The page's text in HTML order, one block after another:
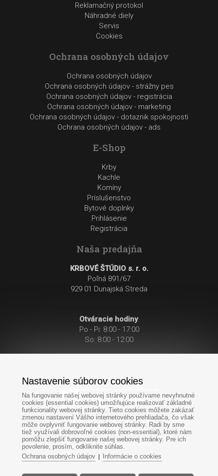
Reklamačný protokol
Náhradné diely
Servis
Cookies
Ochrana osobných údajov
Ochrana osobných údajov
Ochrana osobných údajov - strážny pes
Ochrana osobných údajov - registrácia
Ochrana osobných údajov - marketing
Ochrana osobných údajov - dotaznik spokojnosti
Ochrana osobných údajov - ads
E-Shop
Krby
Kachle
Komíny
Príslušenstvo
Bytové doplnky
Prihlásenie
Registrácia
Naša predajňa
KRBOVÉ ŠTÚDIO s. r. o.
Poľná 891/67
929 01 Dunajská Streda
Otváracie hodiny:
Po - Pi: 8:00 - 17:00
So: 8:00 - 12:00
Po-Pi: 8:00 - 17:00
So: 8:00 - 12:00
+421949303 099
Nastavenie súborov cookies
Na fungovanie našej webovej stránky používame nevyhnutné
cookies (essential cookies) umožňujúce realizovať základné
funkcionality webovej stránky. Tieto cookies môžete zakázať
zmenou nastavení Vášho internetového prehliadača, čo však
môže ovplyvniť fungovanie webovej stránky. Radi by sme
tiež využívali dobrovoľné cookies (non-essential), ktoré nám
pomôžu zlepšiť fungovanie našej webovej stránky. Pre ich
povolenie, prosím, odkliknite súhlas.
Ochrana osobných údajov| Informácie o cookies